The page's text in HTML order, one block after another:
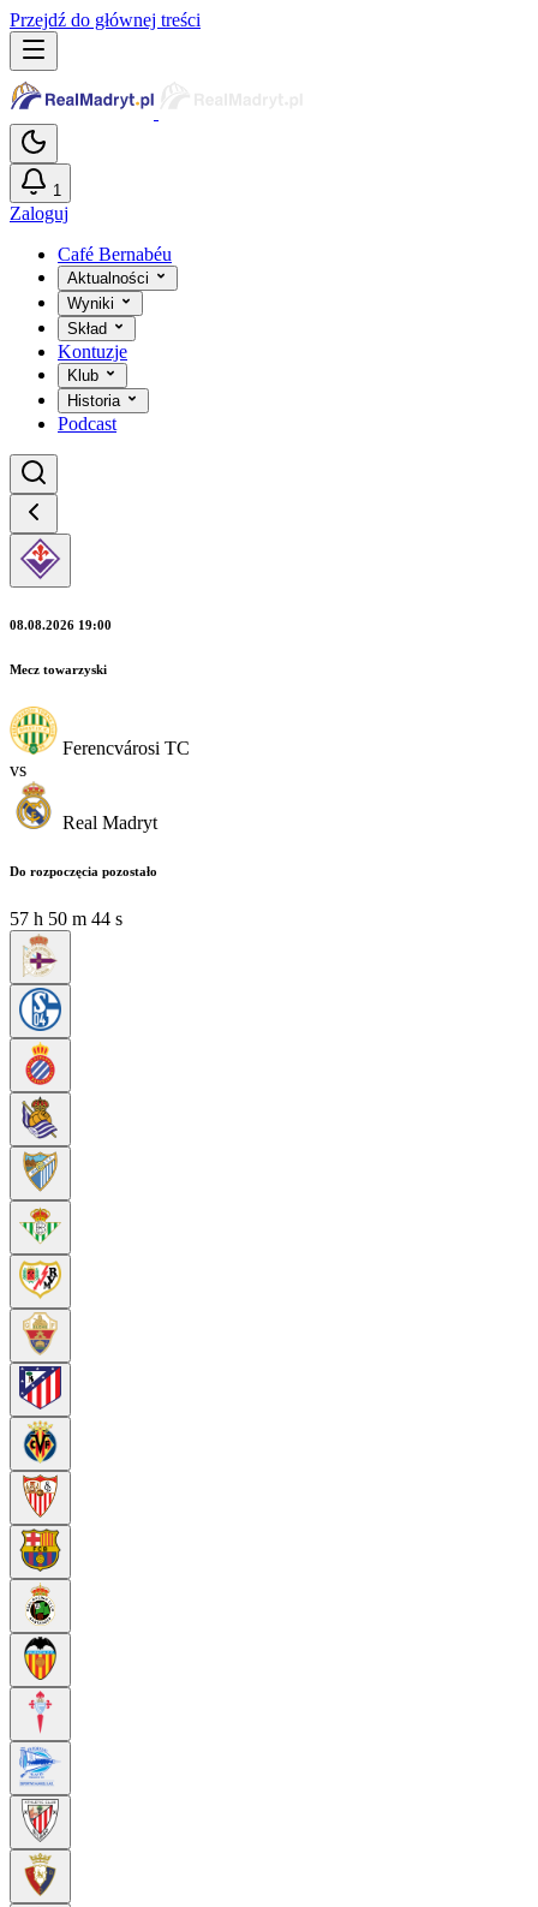
Przejdź do głównej treści
1
Zaloguj
Café Bernabéu
Aktualności
Wyniki
Skład
Kontuzje
Klub
Historia
Podcast
08.08.2026 19:00
Mecz towarzyski
Ferencvárosi TC
vs
Real Madryt
Do rozpoczęcia pozostało
57 h 50 m 42 s